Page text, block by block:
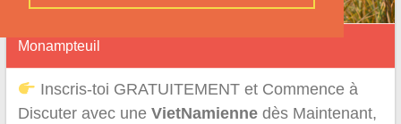
Monampteuil
Inscris-toi GRATUITEMENT et Commence à
Discuter avec une VietNamiennedès Maintenant,